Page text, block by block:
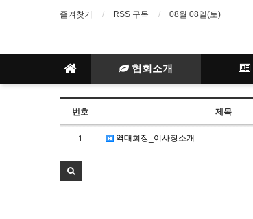
즐겨찾기 RSS 구독 08월 08일(토)
협회소개
번호 제목
1 역대회장_이사장소개